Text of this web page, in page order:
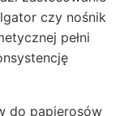
czy nośnik
pełni
do papierosów